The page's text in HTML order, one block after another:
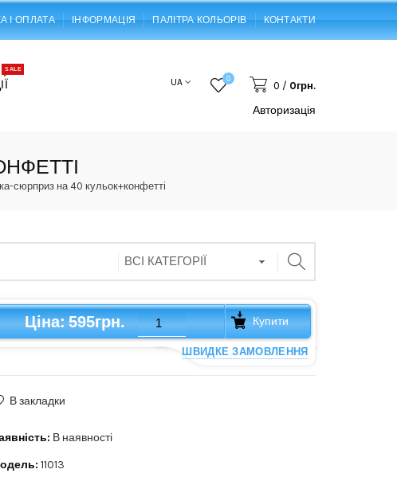
І ОПЛАТА ІНФОРМАЦІЯ ПАЛІТРА КОЛЬОРІВ КОНТАКТИ
SALE
UA 0
0 / 0грн.
Авторизація
сюрприз на 40 кульок+конфетті
Ціна:595грн. Купити
ШВИДКЕ ЗАМОВЛЕННЯ
В закладки
В наявності
11013